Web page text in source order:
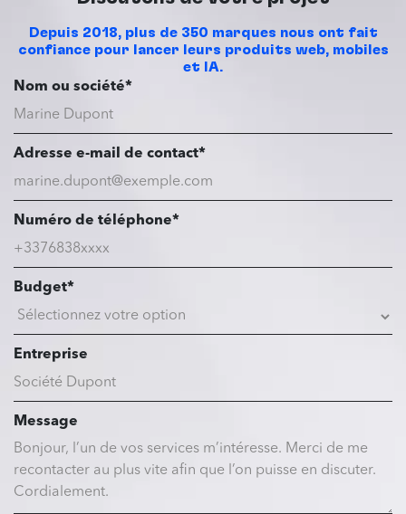
Depuis 2018, plus de 350 marques nous ont fait
confiance pour lancer leurs produits web, mobiles
et IA.
Nom ou société*
Adresse e-mail de contact*
Numéro de téléphone*
Budget*
Entreprise
Message